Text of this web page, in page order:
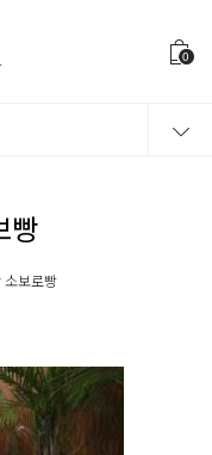
0
빵
소보로빵